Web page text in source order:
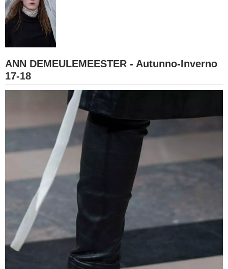
CAPELLI
SESSO
DIETA
ANN DEMEULEMEESTER - Autunno-Inverno
17-18